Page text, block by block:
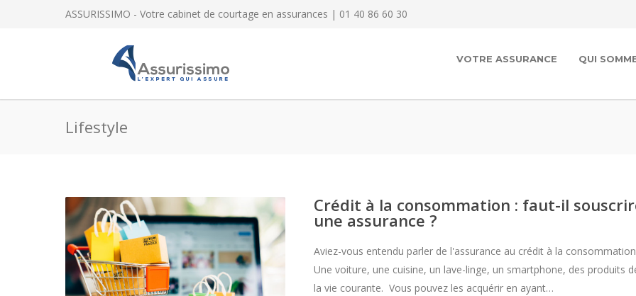
ASSURISSIMO - Votre cabinet de courtage en assurances | 01 40 86 60 30
VOTRE ASSURANCE QUI
Lifestyle
Crédit à la consommation : faut-il
une assurance ?
Aviez-vous entendu parler de l'assurance au crédit à la
Une voiture, une cuisine, un lave-linge, un smartphone, des produits
la vie courante. Vous pouvez les acquérir en ayant…